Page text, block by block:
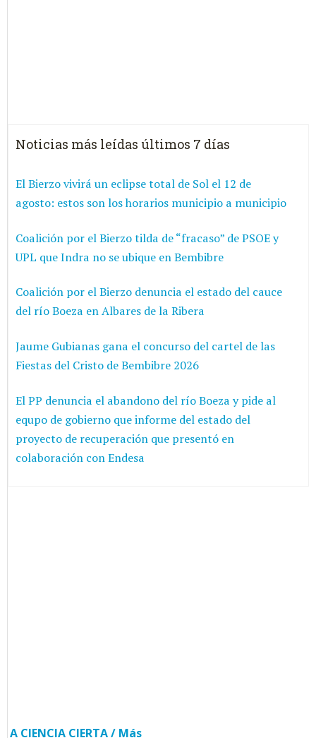
Noticias más leídas últimos 7 días
El Bierzo vivirá un eclipse total de Sol el 12 de
agosto: estos son los horarios municipio a municipio
Coalición por el Bierzo tilda de “fracaso” de PSOE y
UPL que Indra no se ubique en Bembibre
Coalición por el Bierzo denuncia el estado del cauce
del río Boeza en Albares de la Ribera
Jaume Gubianas gana el concurso del cartel de las
Fiestas del Cristo de Bembibre 2026
El PP denuncia el abandono del río Boeza y pide al
equpo de gobierno que informe del estado del
proyecto de recuperación que presentó en
colaboración con Endesa
A CIENCIA CIERTA / Más